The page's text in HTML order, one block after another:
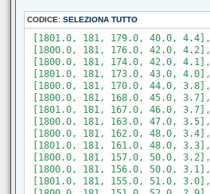
CODICE: SELEZIONA TUTTO
[1801.0, 181, 179.0, 40.0, 4.4],
[1800.0, 181, 176.0, 42.0, 4.2],
[1800.0, 181, 174.0, 42.0, 4.1],
[1801.0, 181, 173.0, 43.0, 4.0],
[1800.0, 181, 170.0, 44.0, 3.8],
[1800.0, 181, 168.0, 45.0, 3.7],
[1801.0, 181, 167.0, 46.0, 3.7],
[1800.0, 181, 163.0, 47.0, 3.5],
[1800.0, 181, 162.0, 48.0, 3.4],
[1801.0, 181, 161.0, 48.0, 3.3],
[1800.0, 181, 157.0, 50.0, 3.2],
[1800.0, 181, 156.0, 50.0, 3.1],
[1801.0, 181, 155.0, 51.0, 3.0],